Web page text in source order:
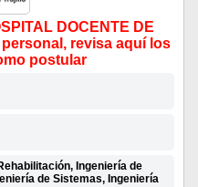
DOCENTE DE
revisa aquí los
postular
Ingeniería de
de Sistemas, Ingeniería